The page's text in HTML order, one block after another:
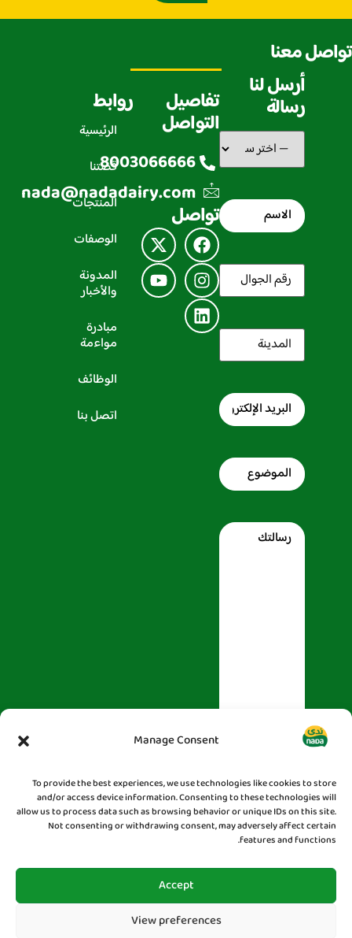
Manage Consent
To provide the best experiences, we use technologies like cookies to store
and/or access device information. Consenting to these technologies will
allow us to process data such as browsing behavior or unique IDs on this site.
Not consenting or withdrawing consent, may adversely affect certain
features and functions.
Accept
View preferences
تواصل معنا
أرسل لنا
رسالة
سبب
التواصل(مطلوب)
الاسم(مطلوب)
رقم
الجوال(مطلوب)
المدينة(مطلوب)
البريد
الإلكتروني
Subject
Message
تفاصيل
التواصل
8003066666
nada@nadadairy.com
تواصل
روابط
الرئيسية
قصتنا
المنتجات
الوصفات
المدونة
والأخبار
مبادرة
مواءمة
الوظائف
اتصل بنا